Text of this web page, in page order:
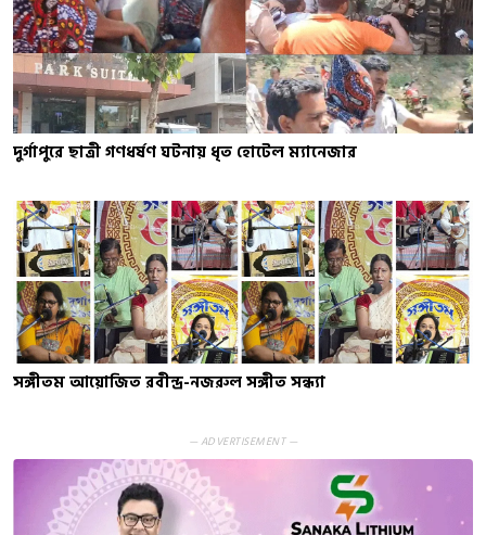
দুর্গাপুরে ছাত্রী গণধর্ষণ ঘটনায় ধৃত হোটেল ম্যানেজার
সঙ্গীতম আয়োজিত রবীন্দ্র-নজরুল সঙ্গীত সন্ধ্যা
— ADVERTISEMENT —